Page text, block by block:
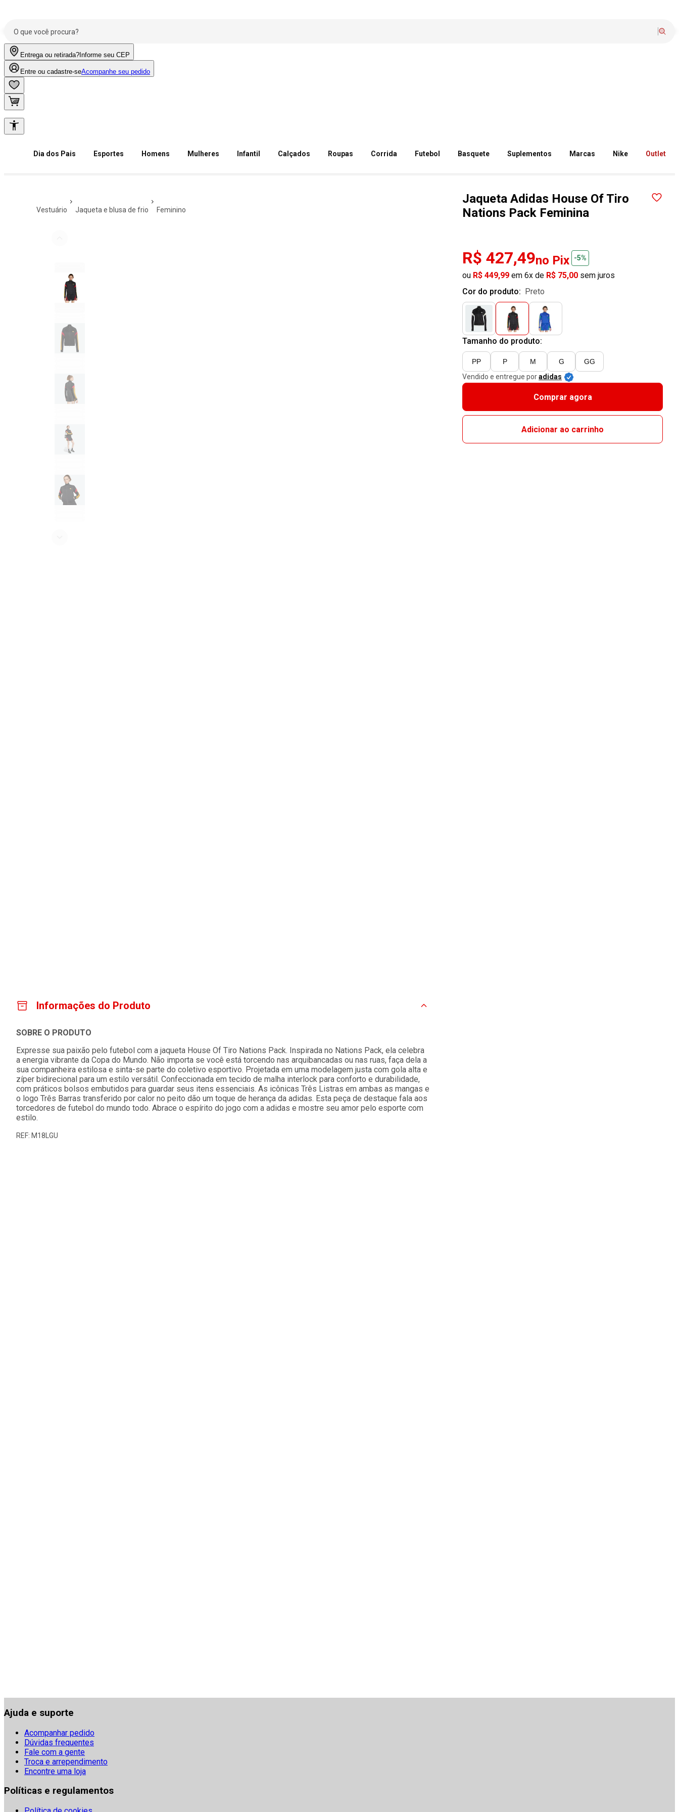
Entrega ou retirada? Informe seu CEP
Entre ou cadastre-seAcompanhe seu pedido
Dia dos Pais Esportes Homens Mulheres Infantil Calçados Roupas Corrida Futebol Basquete Suplementos Marcas Nike Outlet
vestuário jaqueta e blusa de frio feminino
Jaqueta Adidas House Of Tiro
Nations Pack Feminina
R$ 427,49no Pix -5%
ou R$ 449,99 em 6x de R$ 75,00 sem juros
Cor do produto:
preto
Tamanho do produto:
PP P M G
GG
Vendido e entregue poradidas
Comprar agora
Adicionar ao carrinho
Informações do Produto
SOBRE O PRODUTO
Expresse sua paixão pelo futebol com a jaqueta House Of Tiro Nations Pack. Inspirada no Nations Pack, ela celebra
a energia vibrante da Copa do Mundo. Não importa se você está torcendo nas arquibancadas ou nas ruas, faça dela a
sua companheira estilosa e sinta-se parte do coletivo esportivo. Projetada em uma modelagem justa com gola alta e
zíper bidirecional para um estilo versátil. Confeccionada em tecido de malha interlock para conforto e durabilidade,
com práticos bolsos embutidos para guardar seus itens essenciais. As icônicas Três Listras em ambas as mangas e
o logo Três Barras transferido por calor no peito dão um toque de herança da adidas. Esta peça de destaque fala aos
torcedores de futebol do mundo todo. Abrace o espírito do jogo com a adidas e mostre seu amor pelo esporte com
estilo.
REF: M18LGU
Ajuda e suporte
Acompanhar pedido
Dúvidas frequentes
Fale com a gente
Troca e arrependimento
Encontre uma loja
Políticas e regulamentos